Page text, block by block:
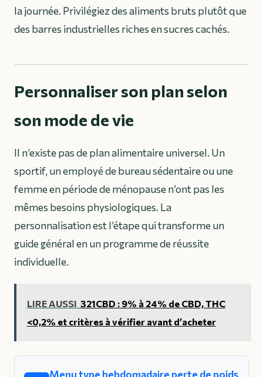
la journée. Privilégiez des aliments bruts plutôt que
des barres industrielles riches en sucres cachés.
Personnaliser son plan selon
son mode de vie
Il n’existe pas de plan alimentaire universel. Un
sportif, un employé de bureau sédentaire ou une
femme en période de ménopause n’ont pas les
mêmes besoins physiologiques. La
personnalisation est l’étape qui transforme un
guide général en un programme de réussite
individuelle.
LIRE AUSSI 321CBD : 9% à 24% de CBD, THC
<0,2% et critères à vérifier avant d’acheter
Menu type hebdomadaire perte de poids